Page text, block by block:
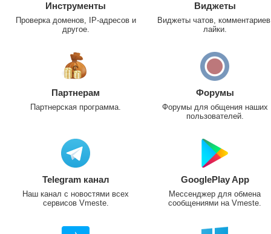
Инструменты
Проверка доменов, IP-адресов и
другое.
Виджеты
Виджеты чатов,
лайки.
Партнерам
Партнерская программа.
Форумы
Форумы для общения наших
пользователей.
Telegram канал
Наш канал с новостями всех
сервисов Vmeste.
GooglePlay App
Мессенджер для обмена
сообщениями на Vmeste.